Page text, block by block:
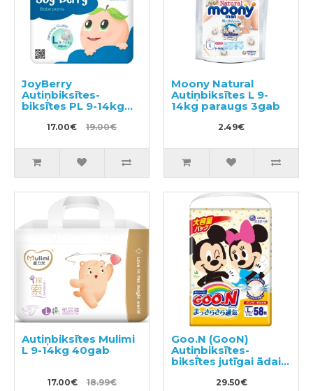
JoyBerry
Autiņbiksītes-
biksītes PL 9-14kg
17.00€ 19.00€
Moony Natural
Autiņbiksītes L 9-
14kg paraugs 3gab
2.49€
Autiņbiksītes Mulimi
L 9-14kg 40gab
17.00€ 18.99€
Goo.N (GooN)
Autiņbiksītes-
biksītes jutīgai ādai
29.50€